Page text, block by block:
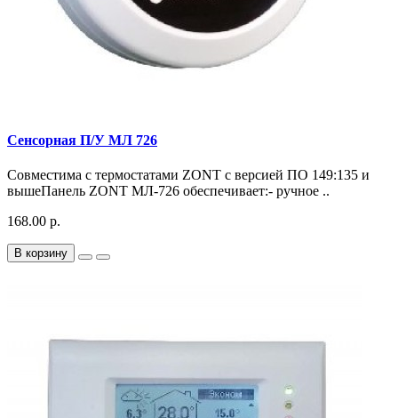
Сенсорная П/У МЛ 726
Совместима с термостатами ZONT с версией ПО 149:135 и
вышеПанель ZONT МЛ-726 обеспечивает:- ручное ..
168.00 р.
В корзину